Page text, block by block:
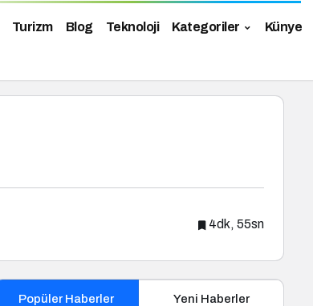
Turizm Blog Teknoloji Kategoriler Künye
4dk, 55sn
Popüler Haberler Yeni Haberler